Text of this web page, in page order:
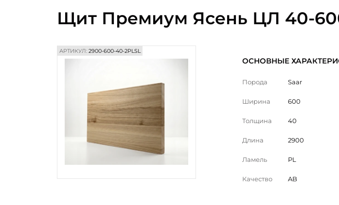
Щит Премиум Ясень ЦЛ 40-
АРТИКУЛ: 2900-600-40-2PLSL
ОСНОВНЫЕ
Порода Saar
Ширина 600
Толщина 40
Длина 2900
Ламель PL
Качество AB